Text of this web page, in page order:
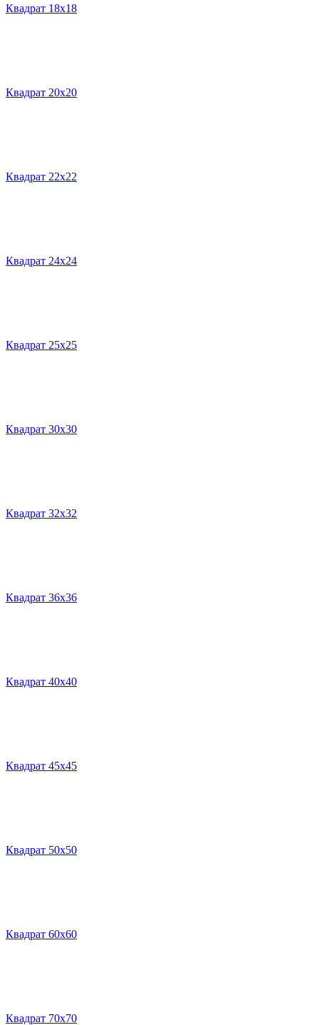
Квадрат 18х18
Квадрат 20х20
Квадрат 22х22
Квадрат 24х24
Квадрат 25х25
Квадрат 30х30
Квадрат 32х32
Квадрат 36х36
Квадрат 40х40
Квадрат 45х45
Квадрат 50х50
Квадрат 60х60
Квадрат 70х70